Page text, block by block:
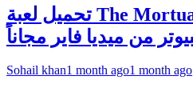
تحميل لعبة The Mortuary Assistant
Sohail khan1 month ago1 month ago